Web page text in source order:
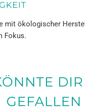
mit ökologischer
Fokus.
GEFALLEN